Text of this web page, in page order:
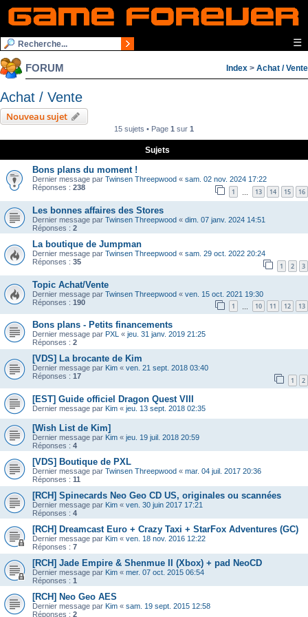
☰
FORUM Index > Achat / Vente
Achat / Vente
Nouveau sujet
15 sujets • Page 1 sur 1
Sujets
Bons plans du moment !
Dernier message par Twinsen Threepwood « sam. 02 nov. 2024 17:22
Réponses : 238 1 13 14 15 16
Les bonnes affaires des Stores
Dernier message par Twinsen Threepwood « dim. 07 janv. 2024 14:51
Réponses : 2
La boutique de Jumpman
Dernier message par Twinsen Threepwood « sam. 29 oct. 2022 20:24
Réponses : 35 1 2 3
Topic Achat/Vente
Dernier message par Twinsen Threepwood « ven. 15 oct. 2021 19:30
Réponses : 190 1 10 11 12 13
Bons plans - Petits financements
Dernier message par PXL « jeu. 31 janv. 2019 21:25
Réponses : 2
[VDS] La brocante de Kim
Dernier message par Kim « ven. 21 sept. 2018 03:40
Réponses : 17 1 2
[EST] Guide officiel Dragon Quest VIII
Dernier message par Kim « jeu. 13 sept. 2018 02:35
[Wish List de Kim]
Dernier message par Kim « jeu. 19 juil. 2018 20:59
Réponses : 4
[VDS] Boutique de PXL
Dernier message par Twinsen Threepwood « mar. 04 juil. 2017 20:36
Réponses : 11
[RCH] Spinecards Neo Geo CD US, originales ou scannées
Dernier message par Kim « ven. 30 juin 2017 17:21
Réponses : 4
[RCH] Dreamcast Euro + Crazy Taxi + StarFox Adventures (GC)
Dernier message par Kim « ven. 18 nov. 2016 12:22
Réponses : 7
[RCH] Jade Empire & Shenmue II (Xbox) + pad NeoCD
Dernier message par Kim « mer. 07 oct. 2015 06:54
Réponses : 1
[RCH] Neo Geo AES
Dernier message par Kim « sam. 19 sept. 2015 12:58
Réponses : 2